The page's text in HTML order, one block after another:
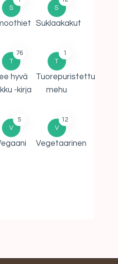
S S
Suklaakakut
T
76
hyvä
-kirja
T
1
Tuorepuristettu
mehu
V
5
V
12
Vegetaarinen